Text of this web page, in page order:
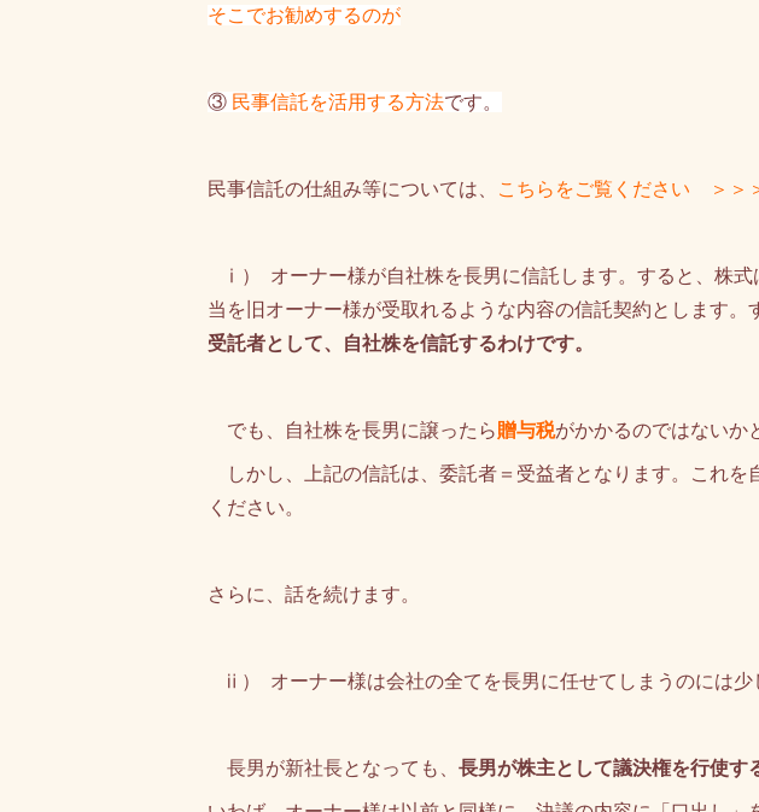
そこでお勧めするのが
③ 民事信託を活用する方法です。
民事信託の仕組み等については、 こちらをご覧ください ＞＞
ⅰ） オーナー様が自社株を長男に信託します。すると、株
当を旧オーナー様が受取れるような内容の信託契約とします。
受託者として、自社株を信託するわけです。
でも、自社株を長男に譲ったら贈与税がかかるのではないか
しかし、上記の信託は、委託者＝受益者となります。これを
ください。
さらに、話を続けます。
ⅱ） オーナー様は会社の全てを長男に任せてしまうのには
長男が新社長となっても、 長男が株主として議決権を行使す